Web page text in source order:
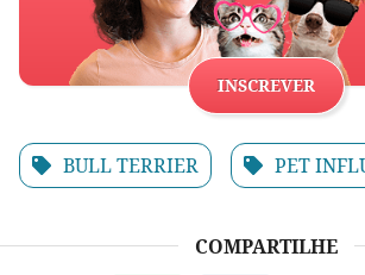
INSCREVER
BULL TERRIER PET
COMPARTILHE